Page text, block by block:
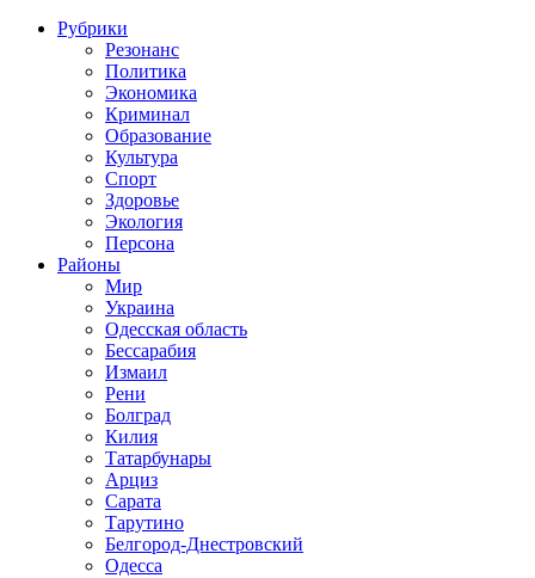
Рубрики
Резонанс
Политика
Экономика
Криминал
Образование
Культура
Спорт
Здоровье
Экология
Персона
Районы
Мир
Украина
Одесская область
Бессарабия
Измаил
Рени
Болград
Килия
Татарбунары
Арциз
Сарата
Тарутино
Белгород-Днестровский
Одесса